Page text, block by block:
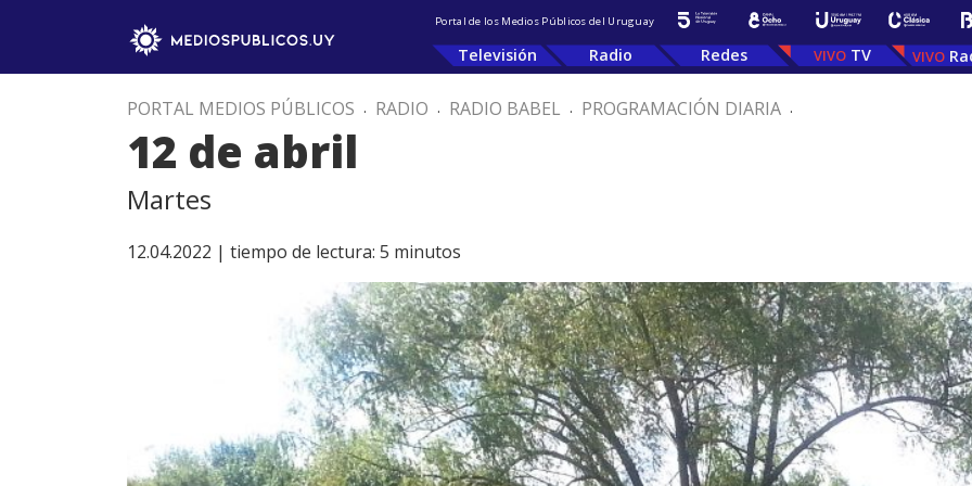
Portal de los Medios Públicos del Uruguay
Televisión Radio Redes TV
PORTAL MEDIOS PÚBLICOS . RADIO . RADIO BABEL . PROGRAMACIÓN DIARIA .
12 de abril
Martes
12.04.2022 | tiempo de lectura: 5 minutos